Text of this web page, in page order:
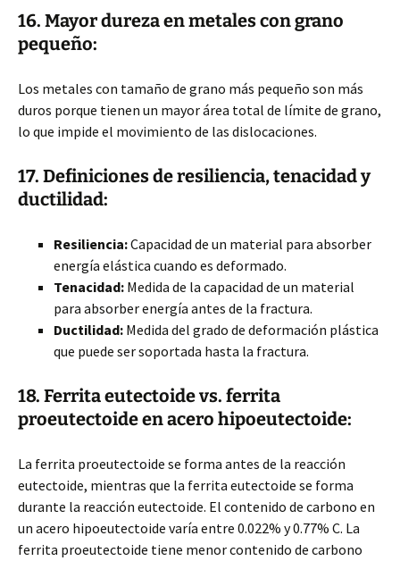
16. Mayor dureza en metales con grano
pequeño:
Los metales con tamaño de grano más pequeño son más
duros porque tienen un mayor área total de límite de grano,
lo que impide el movimiento de las dislocaciones.
17. Definiciones de resiliencia, tenacidad y
ductilidad:
Resiliencia:Capacidad de un material para absorber
energía elástica cuando es deformado.
Tenacidad: Medida de la capacidad de un material
para absorber energía antes de la fractura.
Ductilidad: Medida del grado de deformación plástica
que puede ser soportada hasta la fractura.
18. Ferrita eutectoide vs. ferrita
proeutectoide en acero hipoeutectoide:
La ferrita proeutectoide se forma antes de la reacción
eutectoide, mientras que la ferrita eutectoide se forma
durante la reacción eutectoide. El contenido de carbono en
un acero hipoeutectoide varía entre 0.022% y 0.77% C. La
ferrita proeutectoide tiene menor contenido de carbono